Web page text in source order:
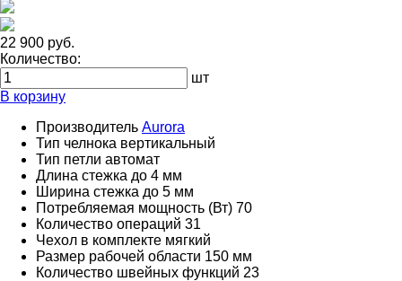
22 900 руб.
Количество:
шт
В корзину
Производитель Aurora
Тип челнока вертикальный
Тип петли автомат
Длина стежка до 4 мм
Ширина стежка до 5 мм
Потребляемая мощность (Вт) 70
Количество операций 31
Чехол в комплекте мягкий
Размер рабочей области 150 мм
Количество швейных функций 23